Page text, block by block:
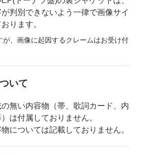
判別できないよう一律で画像サイ
ります。
が、画像に起因するクレームはお受け付
いて
無い内容物（帯、歌詞カード、内
は付属しておりません。
については記載しておりません。